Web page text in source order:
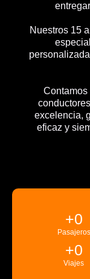
Nuestros 15
Contamos
excelencia,
eficaz y
Pasajeros
+0
Viajes
+0